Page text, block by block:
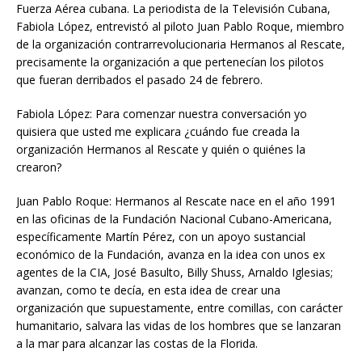
Fuerza Aérea cubana. La periodista de la Televisión Cubana,
Fabiola López, entrevistó al piloto Juan Pablo Roque, miembro
de la organización contrarrevolucionaria Hermanos al Rescate,
precisamente la organización a que pertenecían los pilotos
que fueran derribados el pasado 24 de febrero.
Fabiola López: Para comenzar nuestra conversación yo
quisiera que usted me explicara ¿cuándo fue creada la
organización Hermanos al Rescate y quién o quiénes la
crearon?
Juan Pablo Roque: Hermanos al Rescate nace en el año 1991
en las oficinas de la Fundación Nacional Cubano-Americana,
específicamente Martín Pérez, con un apoyo sustancial
económico de la Fundación, avanza en la idea con unos ex
agentes de la CIA, José Basulto, Billy Shuss, Arnaldo Iglesias;
avanzan, como te decía, en esta idea de crear una
organización que supuestamente, entre comillas, con carácter
humanitario, salvara las vidas de los hombres que se lanzaran
a la mar para alcanzar las costas de la Florida.